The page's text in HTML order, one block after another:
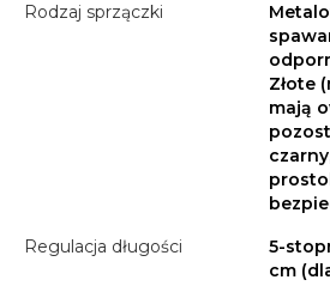
Rodzaj sprzączki
Złote
mają
Regulacja długości
5-
cm